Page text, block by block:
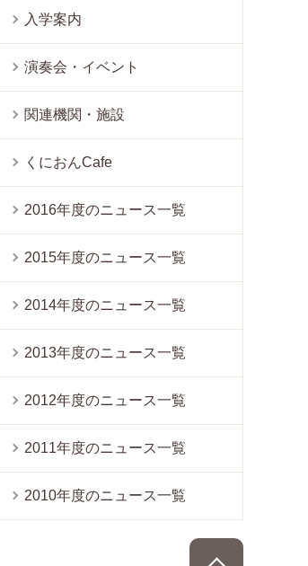
入学案内
演奏会・イベント
関連機関・施設
くにおんCafe
2016年度のニュース一覧
2015年度のニュース一覧
2014年度のニュース一覧
2013年度のニュース一覧
2012年度のニュース一覧
2011年度のニュース一覧
2010年度のニュース一覧